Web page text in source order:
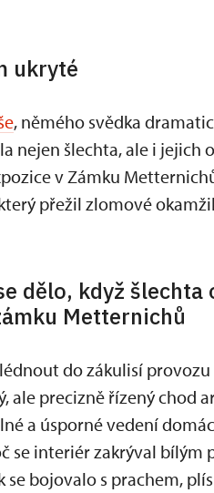
ukryté
, němého svědka
nejen šlechta, ale i jejich
v Zámku
přežil zlomové
dělo, když šlechta
Metternichů
do zákulisí
ale precizně řízený chod
a úsporné vedení
se interiér zakrýval bílým
se bojovalo s prachem,